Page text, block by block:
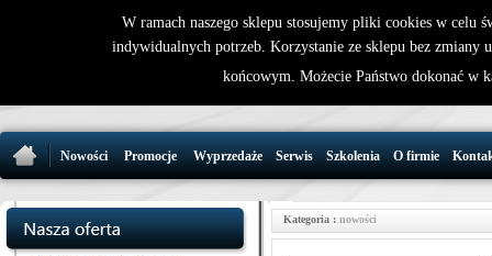
32 721 86
Nowości Promocje Wyprzedaże Serwis Szkolenia O firmie
Kategoria : nowości
W ramach naszego sklepu stosujemy pliki cookies w celu
indywidualnych potrzeb. Korzystanie ze sklepu bez zmiany
końcowym. Możecie Państwo dokonać w